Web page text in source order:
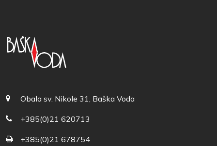
Obala sv. Nikole 31, Baška Voda
+385(0)21 620713
+385(0)21 678754